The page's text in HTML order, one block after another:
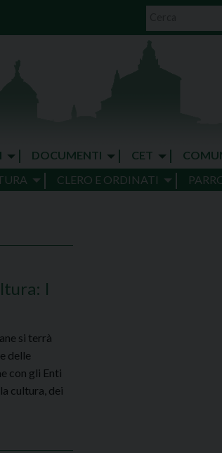
DOCUMENTI CET
CLERO E ORDINATI
I
si terrà
delle
con gli Enti
cultura, dei